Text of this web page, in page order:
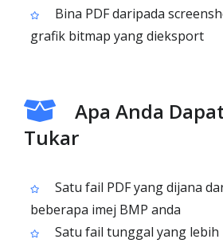
Bina PDF daripada
grafik bitmap yang dieksport
Apa Anda
Tukar
Satu fail PDF yang dijana
beberapa imej BMP anda
Satu fail tunggal yang